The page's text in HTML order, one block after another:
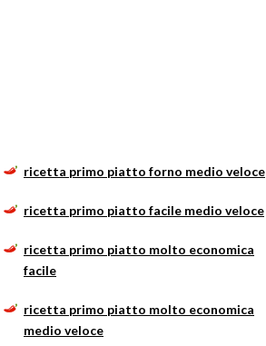
ricetta primo piatto forno medio veloce
ricetta primo piatto facile medio veloce
ricetta primo piatto molto economica
facile
ricetta primo piatto molto economica
medio veloce